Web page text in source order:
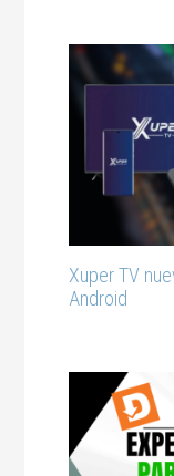
Xuper TV
Android